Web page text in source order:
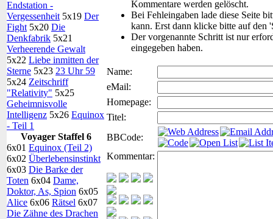
Endstation -
Vergessenheit 5x19 Der
Fight 5x20 Die
Denkfabrik 5x21
Verheerende Gewalt
5x22 Liebe inmitten der
Sterne 5x23 23 Uhr 59
5x24 Zeitschriff
"Relativity" 5x25
Geheimnisvolle
Intelligenz 5x26 Equinox
- Teil 1
Voyager Staffel 6
6x01 Equinox (Teil 2)
6x02 Überlebensinstinkt
6x03 Die Barke der
Toten 6x04 Dame,
Doktor, As, Spion 6x05
Alice 6x06 Rätsel 6x07
Die Zähne des Drachen
Kommentare werden gelöscht.
Bei Fehleingaben lade diese Seite
kann. Erst dann klicke bitte auf den
Der vorgenannte Schritt ist nur
eingegeben haben.
Name:
eMail:
Homepage:
Titel:
BBCode:
Kommentar: